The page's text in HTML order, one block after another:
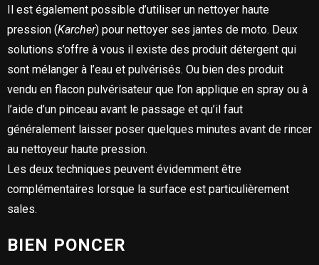
Il est également possible d’utiliser un nettoyer haute
pression (Karcher) pour nettoyer ses jantes de moto. Deux
solutions s’offre à vous il existe des produit détergent qui
sont mélanger à l’eau et pulvérisés. Ou bien des produit
vendu en flacon pulvérisateur que l’on applique en spray ou à
l’aide d’un pinceau avant le passage et qu’il faut
généralement laisser poser quelques minutes avant de rincer
au nettoyeur haute pression.
Les deux techniques peuvent évidemment être
complémentaires lorsque la surface est particulièrement
sales.
BIEN PONCER